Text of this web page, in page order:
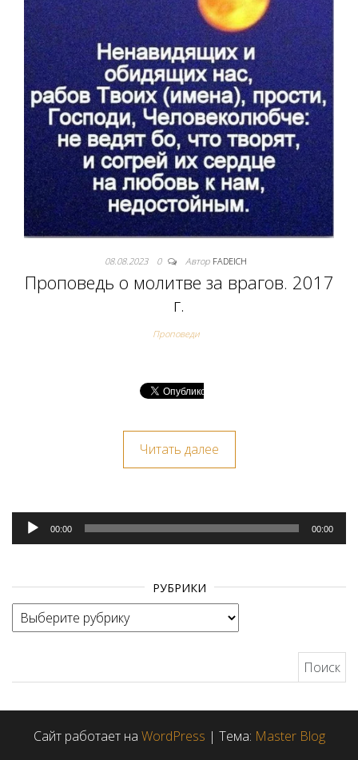
08.08.2023 0 Автор FADEICH
Проповедь о молитве за врагов. 2017
г.
Проповеди
Читать далее
Аудиоплеер
00:00 00:00
РУБРИКИ
Рубрики
Сайт работает на WordPress | Тема: Master Blog